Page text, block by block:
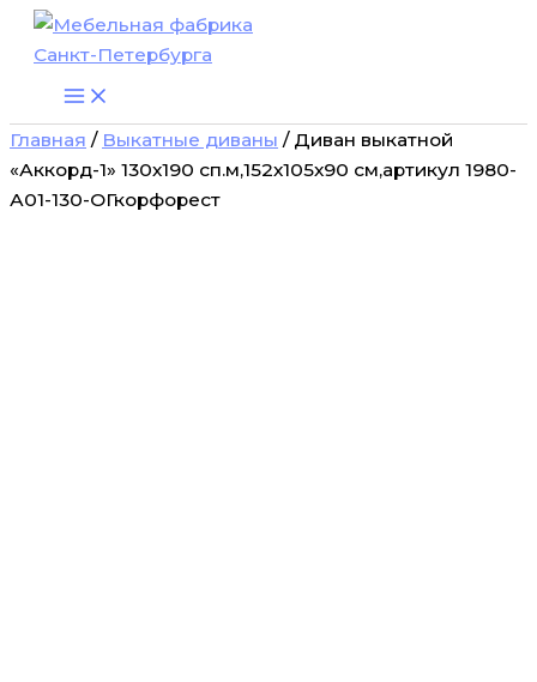
Перейти
Главная / Выкатные диваны / Диван выкатной
«Аккорд-1» 130х190 сп.м,152х105х90 см,артикул 1980-
А01-130-ОГкорфорест
Количество
товара
Диван
"Аккорд-1"
130х190
сп.м,152х105х90
см,артикул
1980-